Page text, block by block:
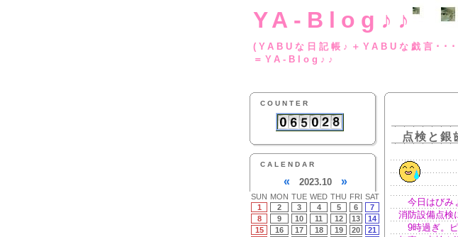
YA-Blog♪♪
(YABUな日記帳♪
＝YA-Blog♪♪
COUNTER
CALENDAR
« 2023.10 »
SUN MON TUE WED THU FRI SAT
1
2 3 4 5 6
7
8
9 10 11 12 13
14
15
16 17 18 19 20
21
点検と銀
今日はびみ
消防設備点検
9時過ぎ。ピ